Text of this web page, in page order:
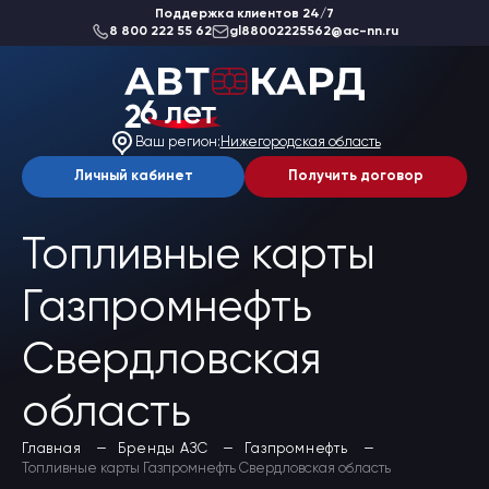
Поддержка клиентов 24/7
8 800 222 55 62
gl88002225562@ac-nn.ru
Ваш регион: Нижегородская область
Да, верно
Выбрать другой
Личный кабинет Получить договор
Топливные карты
Газпромнефть
Свердловская
область
Главная Бренды АЗС
Газпромнефть
Топливные карты Газпромнефть Свердловская область
О компании
Акции
Вакансии
Благотворительность
Статьи
Сеть АЗС
Топливные карты
Заказать карты
Получить выгоду
Регионы
Бренды АЗС
Мойки
Шиномонтаж
Ремонт и ТО